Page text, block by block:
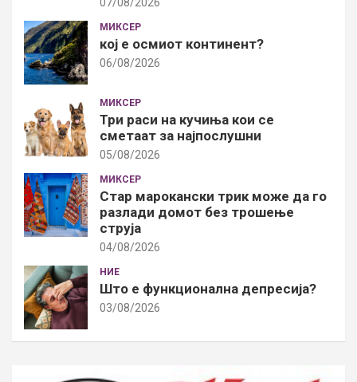
МИКСЕР
кој е осмиот континент?
06/08/2026
МИКСЕР
Три раси на кучиња кои се
сметаат за најпослушни
05/08/2026
МИКСЕР
Стар марокански трик може да го
разлади домот без трошење
струја
04/08/2026
НИЕ
Што е функционална депресија?
03/08/2026